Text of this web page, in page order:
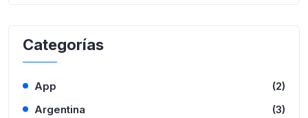
Categorías
App
(2)
Argentina
(3)